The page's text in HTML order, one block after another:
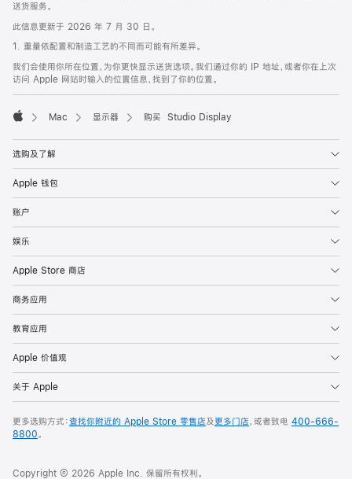
送货服务。
此信息更新于 2026 年 7 月 30 日。
1. 重量依配置和制造工艺的不同而可能有所差异。
我们会使用你所在位置，为你更快显示送货选项。我们通过你的 IP 地址，或者你在上次
访问 Apple 网站时输入的位置信息，找到了你的位置。
Mac 显示器 购买 Studio Display
选购及了解
Apple 钱包
账户
娱乐
Apple Store 商店
商务应用
教育应用
Apple 价值观
关于 Apple
更多选购方式：查找你附近的 Apple Store 零售店及更多门店，或者致电 400-666-
8800。
Copyright © 2026 Apple Inc. 保留所有权利。